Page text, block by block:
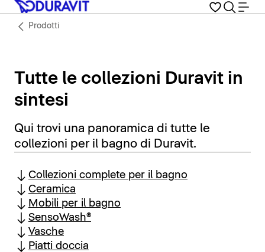
Prodotti
Tutte le collezioni Duravit in
sintesi
Qui trovi una panoramica di tutte le
collezioni per il bagno di Duravit.
Collezioni complete per il bagno
Ceramica
Mobili per il bagno
SensoWash®
Vasche
Piatti doccia